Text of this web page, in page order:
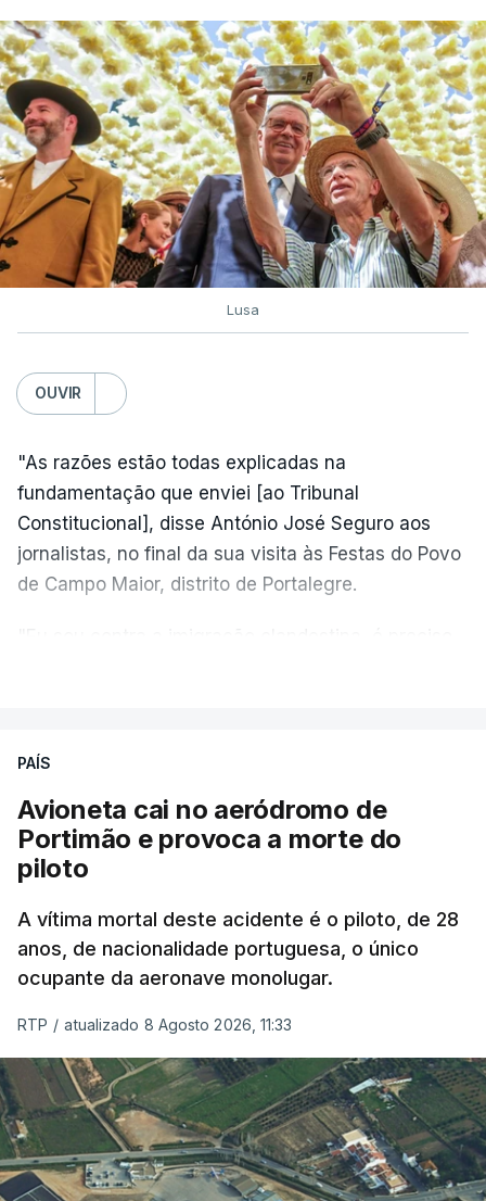
Lusa
OUVIR
"As razões estão todas explicadas na
fundamentação que enviei [ao Tribunal
Constitucional], disse António José Seguro aos
jornalistas, no final da sua visita às Festas do Povo
de Campo Maior, distrito de Portalegre.
nada disto é incompatível com tratarmos com
crianças", acrescentou.
António José Seguro mostrou dúvidas sobre se é
ERROR ON HTML5 MEDIA ELEMENT
ESTE CONTEÚDO ESTÁ NESTE
MOMENTO INDISPONÍVEL
PAÍS
Avioneta cai no aeródromo de
Portimão e provoca a morte do
piloto
A vítima mortal deste acidente é o piloto, de 28
anos, de nacionalidade portuguesa, o único
ocupante da aeronave monolugar.
RTP / atualizado 8 Agosto 2026, 11:33